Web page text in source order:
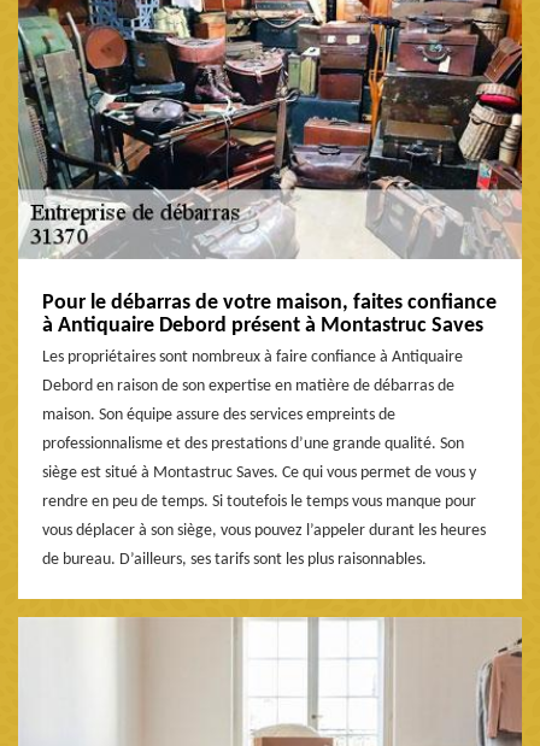
Pour le débarras de votre maison, faites confiance
à Antiquaire Debord présent à Montastruc Saves
Les propriétaires sont nombreux à faire confiance à Antiquaire
Debord en raison de son expertise en matière de débarras de
maison. Son équipe assure des services empreints de
professionnalisme et des prestations d’une grande qualité. Son
siège est situé à Montastruc Saves. Ce qui vous permet de vous y
rendre en peu de temps. Si toutefois le temps vous manque pour
vous déplacer à son siège, vous pouvez l’appeler durant les heures
de bureau. D’ailleurs, ses tarifs sont les plus raisonnables.